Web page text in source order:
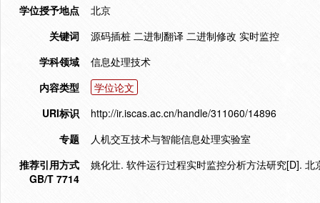
学位授予地点
北京
关键词
源码插桩 二进制翻译 二进制修改 实时监控
学科领域
信息处理技术
内容类型
学位论文
URI标识
http://ir.iscas.ac.cn/handle/311060/14896
专题
人机交互技术与智能信息处理实验室
推荐引用方式
GB/T 7714
姚化壮. 软件运行过程实时监控分析方法研究[D].